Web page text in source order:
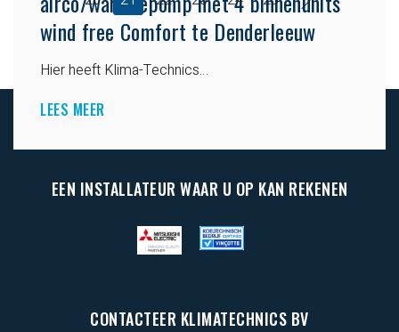
wind free Comfort te Denderleeuw
Hier heeft Klima-Technics…
LEES MEER
EEN INSTALLATEUR WAAR U OP KAN REKENEN
CONTACTEER KLIMATECHNICS BV